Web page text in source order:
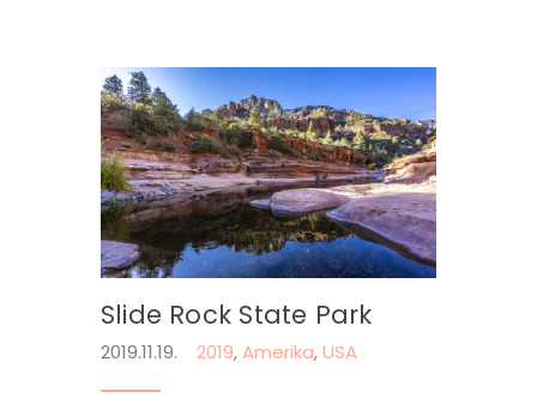
Slide Rock State Park
2019.11.19. 2019,Amerika,USA